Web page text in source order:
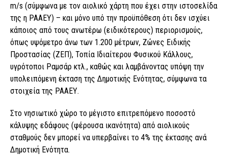
m/s (σύμφωνα με τον αιολικό χάρτη που έχει στην ιστοσελίδα
της η ΡΑΑΕΥ) – και μόνο υπό την προϋπόθεση ότι δεν ισχύει
κάποιος από τους ανωτέρω (ειδικότερους) περιορισμούς,
όπως υψόμετρο άνω των 1.200 μέτρων, Ζώνες Ειδικής
Προστασίας (ΖΕΠ), Τοπία Ιδιαίτερου Φυσικού Κάλλους,
υγρότοποι Ραμσάρ κτλ., καθώς και λαμβάνοντας υπόψη την
υπολειπόμενη έκταση της Δημοτικής Ενότητας, σύμφωνα τα
στοιχεία της ΡΑΑΕΥ.
Στο νησιωτικό χώρο το μέγιστο επιτρεπόμενο ποσοστό
κάλυψης εδάφους (φέρουσα ικανότητα) από αιολικούς
σταθμούς δεν μπορεί να υπερβαίνει το 4% της έκτασης ανά
Δημοτική Ενότητα.